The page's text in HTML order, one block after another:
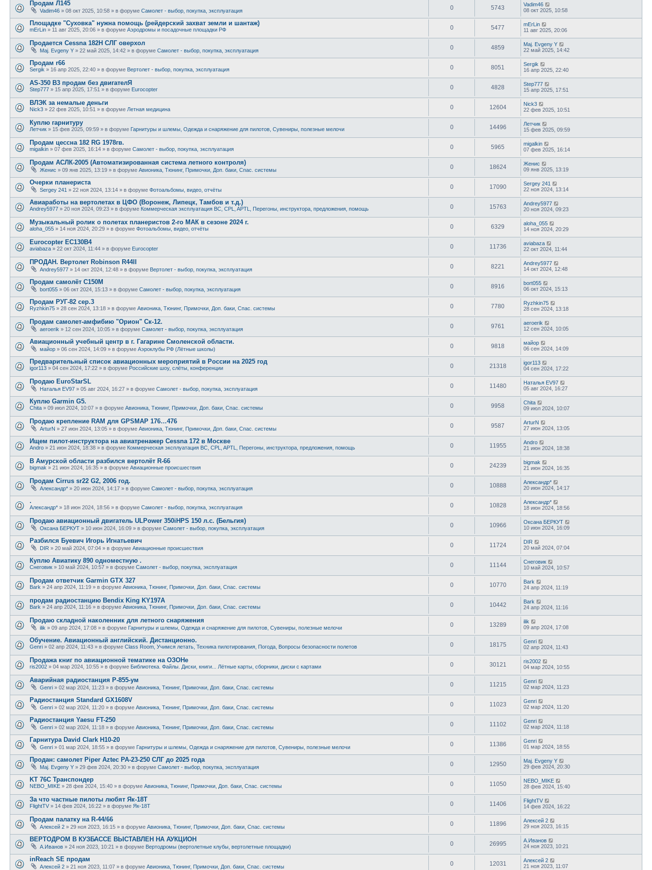
Продам Л145
Vadim46 » 08 окт 2025, 10:58 » в форуме Самолет - выбор, покупка, эксплуатация 0 5743
Vadim46
08 окт 2025, 10:58
Площадке "Суховка" нужна помощь (рейдерский захват земли и шантаж)
mErLin » 11 авг 2025, 20:06 » в форуме Аэродромы и посадочные площадки РФ 0 5477
mErLin
11 авг 2025, 20:06
Продается Cessna 182H СЛГ оверхол
Maj. Evgeny Y » 22 май 2025, 14:42 » в форуме Самолет - выбор, покупка, эксплуатация 0 4859
Maj. Evgeny Y
22 май 2025, 14:42
Продам r66
Sergik » 16 апр 2025, 22:40 » в форуме Вертолет - выбор, покупка, эксплуатация 0 8051
Sergik
16 апр 2025, 22:40
AS-350 B3 продам без двигателЯ
Step777 » 15 апр 2025, 17:51 » в форуме Eurocopter 0 4828
Step777
15 апр 2025, 17:51
ВЛЭК за немалые деньги
Nick3 » 22 фев 2025, 10:51 » в форуме Летная медицина 0 12604
Nick3
22 фев 2025, 10:51
Куплю гарнитуру
Летчик » 15 фев 2025, 09:59 » в форуме Гарнитуры и шлемы, Одежда и снаряжение для пилотов, Сувениры, полезные мелочи 0 14496
Летчик
15 фев 2025, 09:59
Продам цессна 182 RG 1978гв.
migalkin » 07 фев 2025, 16:14 » в форуме Самолет - выбор, покупка, эксплуатация 0 5965
migalkin
07 фев 2025, 16:14
Продам АСЛК-2005 (Автоматизированная система летного контроля)
Женис » 09 янв 2025, 13:19 » в форуме Авионика, Тюнинг, Примочки, Доп. баки, Спас. системы 0 18624
Женис
09 янв 2025, 13:19
Очерки планериста
Sergey 241 » 22 ноя 2024, 13:14 » в форуме Фотоальбомы, видео, отчёты 0 17090
Sergey 241
22 ноя 2024, 13:14
Авиаработы на вертолетах в ЦФО (Воронеж, Липецк, Тамбов и т.д.)
Andrey5977 » 20 ноя 2024, 09:23 » в форуме Коммерческая эксплуатация ВС, CPL, APTL, Перегоны, инструктора, предложения, помощь 0 15763
Andrey5977
20 ноя 2024, 09:23
Музыкальный ролик о полетах планеристов 2-го МАК в сезоне 2024 г.
aloha_055 » 14 ноя 2024, 20:29 » в форуме Фотоальбомы, видео, отчёты 0 6329
aloha_055
14 ноя 2024, 20:29
Eurocopter EC130B4
aviabaza » 22 окт 2024, 11:44 » в форуме Eurocopter 0 11736
aviabaza
22 окт 2024, 11:44
ПРОДАН. Вертолет Robinson R44II
Andrey5977 » 14 окт 2024, 12:48 » в форуме Вертолет - выбор, покупка, эксплуатация 0 8221
Andrey5977
14 окт 2024, 12:48
Продам самолёт С150М
bort055 » 06 окт 2024, 15:13 » в форуме Самолет - выбор, покупка, эксплуатация 0 8916
bort055
06 окт 2024, 15:13
Продам РУГ-82 сер.3
Ryzhkin75 » 28 сен 2024, 13:18 » в форуме Авионика, Тюнинг, Примочки, Доп. баки, Спас. системы 0 7780
Ryzhkin75
28 сен 2024, 13:18
Продам самолет-амфибию "Орион" Ск-12.
aeroerik » 12 сен 2024, 10:05 » в форуме Самолет - выбор, покупка, эксплуатация 0 9761
aeroerik
12 сен 2024, 10:05
Авиационный учебный центр в г. Гагарине Смоленской области.
майор » 06 сен 2024, 14:09 » в форуме Аэроклубы РФ (Лётные школы) 0 9818
майор
06 сен 2024, 14:09
Предварительный список авиационных мероприятий в России на 2025 год
igor113 » 04 сен 2024, 17:22 » в форуме Российские шоу, слёты, конференции 0 21318
igor113
04 сен 2024, 17:22
Продаю EuroStarSL
Наталья EV97 » 05 авг 2024, 16:27 » в форуме Самолет - выбор, покупка, эксплуатация 0 11480
Наталья EV97
05 авг 2024, 16:27
Куплю Garmin G5.
Chita » 09 июл 2024, 10:07 » в форуме Авионика, Тюнинг, Примочки, Доп. баки, Спас. системы 0 9958
Chita
09 июл 2024, 10:07
Продаю крепление RAM для GPSMAP 176…476
ArturN » 27 июн 2024, 13:05 » в форуме Авионика, Тюнинг, Примочки, Доп. баки, Спас. системы 0 9587
ArturN
27 июн 2024, 13:05
Ищем пилот-инструктора на авиатренажер Cessna 172 в Москве
Andro » 21 июн 2024, 18:38 » в форуме Коммерческая эксплуатация ВС, CPL, APTL, Перегоны, инструктора, предложения, помощь 0 11955
Andro
21 июн 2024, 18:38
В Амурской области разбился вертолёт R-66
bigmak » 21 июн 2024, 16:35 » в форуме Авиационные происшествия 0 24239
bigmak
21 июн 2024, 16:35
Продам Cirrus sr22 G2, 2006 год.
Александр* » 20 июн 2024, 14:17 » в форуме Самолет - выбор, покупка, эксплуатация 0 10888
Александр*
20 июн 2024, 14:17
.
Александр* » 18 июн 2024, 18:56 » в форуме Самолет - выбор, покупка, эксплуатация 0 10828
Александр*
18 июн 2024, 18:56
Продаю авиационный двигатель ULPower 350iHPS 150 л.с. (Бельгия)
Оксана БЕРКУТ » 10 июн 2024, 16:09 » в форуме Самолет - выбор, покупка, эксплуатация 0 10966
Оксана БЕРКУТ
10 июн 2024, 16:09
Разбился Буевич Игорь Игнатьевич
DIR » 20 май 2024, 07:04 » в форуме Авиационные происшествия 0 11724
DIR
20 май 2024, 07:04
Куплю Авиатику 890 одноместную .
Снеговик » 10 май 2024, 10:57 » в форуме Самолет - выбор, покупка, эксплуатация 0 11144
Снеговик
10 май 2024, 10:57
Продам ответчик Garmin GTX 327
Bark » 24 апр 2024, 11:19 » в форуме Авионика, Тюнинг, Примочки, Доп. баки, Спас. системы 0 10770
Bark
24 апр 2024, 11:19
продам радиостанцию Bendix King KY197A
Bark » 24 апр 2024, 11:16 » в форуме Авионика, Тюнинг, Примочки, Доп. баки, Спас. системы 0 10442
Bark
24 апр 2024, 11:16
Продаю складной наколенник для летного снаряжения
ilik » 09 апр 2024, 17:08 » в форуме Гарнитуры и шлемы, Одежда и снаряжение для пилотов, Сувениры, полезные мелочи 0 13289
ilik
09 апр 2024, 17:08
Обучение. Авиационный английский. Дистанционно.
Genri » 02 апр 2024, 11:43 » в форуме Class Room, Учимся летать, Техника пилотирования, Погода, Вопросы безопасности полетов 0 18175
Genri
02 апр 2024, 11:43
Продажа книг по авиационной тематике на ОЗОНе
ris2002 » 04 мар 2024, 10:55 » в форуме Библиотека. Файлы. Диски, книги... Лётные карты, сборники, диски с картами 0 30121
ris2002
04 мар 2024, 10:55
Аварийная радиостанция Р-855-ум
Genri » 02 мар 2024, 11:23 » в форуме Авионика, Тюнинг, Примочки, Доп. баки, Спас. системы 0 11215
Genri
02 мар 2024, 11:23
Радиостанция Standard GX1608V
Genri » 02 мар 2024, 11:20 » в форуме Авионика, Тюнинг, Примочки, Доп. баки, Спас. системы 0 11023
Genri
02 мар 2024, 11:20
Радиостанция Yaesu FT-250
Genri » 02 мар 2024, 11:18 » в форуме Авионика, Тюнинг, Примочки, Доп. баки, Спас. системы 0 11102
Genri
02 мар 2024, 11:18
Гарнитура David Clark H10-20
Genri » 01 мар 2024, 18:55 » в форуме Гарнитуры и шлемы, Одежда и снаряжение для пилотов, Сувениры, полезные мелочи 0 11386
Genri
01 мар 2024, 18:55
Продан: самолет Piper Aztec PA-23-250 СЛГ до 2025 года
Maj. Evgeny Y » 29 фев 2024, 20:30 » в форуме Самолет - выбор, покупка, эксплуатация 0 12950
Maj. Evgeny Y
29 фев 2024, 20:30
KT 76C Транспондер
NEBO_MIKE » 28 фев 2024, 15:40 » в форуме Авионика, Тюнинг, Примочки, Доп. баки, Спас. системы 0 11050
NEBO_MIKE
28 фев 2024, 15:40
За что частные пилоты любят Як-18Т
FlightTV » 14 фев 2024, 16:22 » в форуме Як-18Т 0 11406
FlightTV
14 фев 2024, 16:22
Продам палатку на R-44/66
Алексей 2 » 29 ноя 2023, 16:15 » в форуме Авионика, Тюнинг, Примочки, Доп. баки, Спас. системы 0 11896
Алексей 2
29 ноя 2023, 16:15
ВЕРТОДРОМ В КУЗБАССЕ ВЫСТАВЛЕН НА АУКЦИОН
А.Иванов » 24 ноя 2023, 10:21 » в форуме Вертодромы (вертолетные клубы, вертолетные площадки) 0 26995
А.Иванов
24 ноя 2023, 10:21
inReach SE продам
Алексей 2 » 21 ноя 2023, 11:07 » в форуме Авионика, Тюнинг, Примочки, Доп. баки, Спас. системы 0 12031
Алексей 2
21 ноя 2023, 11:07